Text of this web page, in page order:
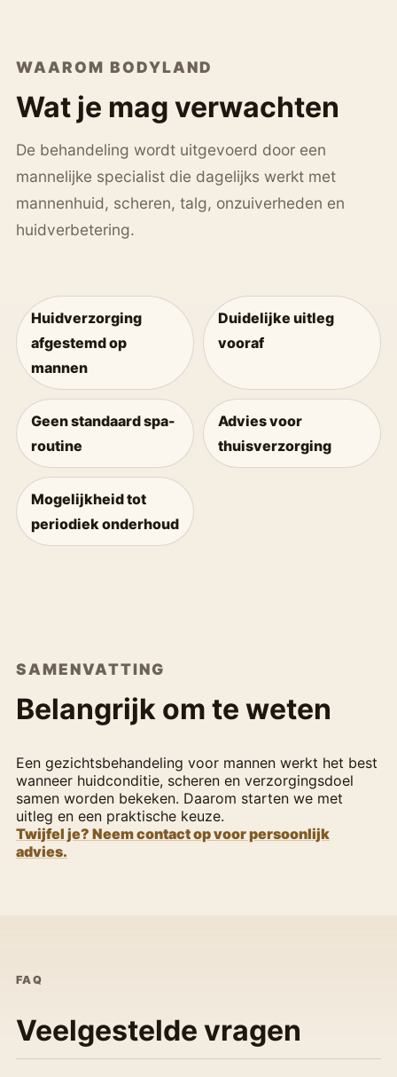
WAAROM BODYLAND
Wat je mag verwachten
De behandeling wordt uitgevoerd door een
mannelijke specialist die dagelijks werkt met
mannenhuid, scheren, talg, onzuiverheden en
huidverbetering.
Huidverzorging
afgestemd op
mannen
Duidelijke uitleg
vooraf
Geen standaard spa-
routine
Advies voor
thuisverzorging
Mogelijkheid tot
periodiek onderhoud
SAMENVATTING
Belangrijk om te weten
Een gezichtsbehandeling voor mannen werkt het best
wanneer huidconditie, scheren en verzorgingsdoel
samen worden bekeken. Daarom starten we met
uitleg en een praktische keuze.
Twijfel je? Neem contact op voor persoonlijk
advies.
FAQ
Veelgestelde vragen